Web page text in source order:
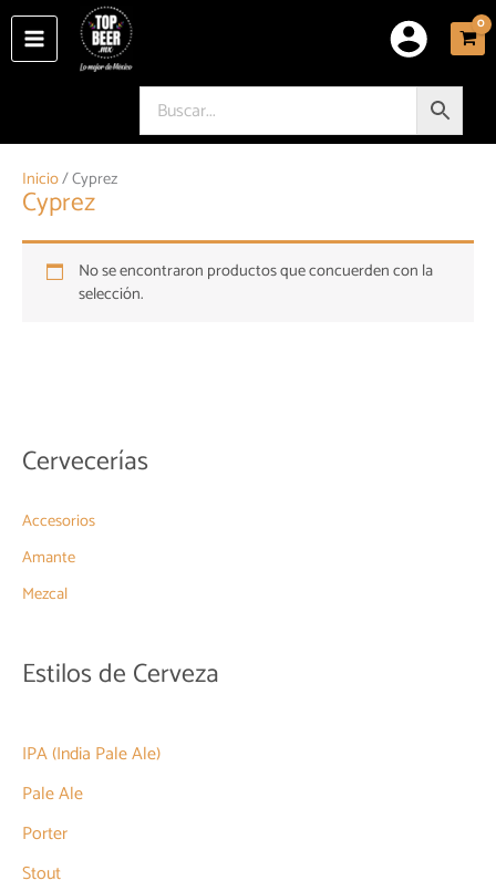
contenido
Cervecerías
Accesorios
Amante
Mezcal
Estilos de Cerveza
IPA (India Pale Ale)
Pale Ale
Porter
Stout
Inicio/ Cyprez
Cyprez
No se encontraron productos que concuerden con la
selección.